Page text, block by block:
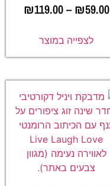
₪59.00
–
₪119.00
לצפייה במוצר